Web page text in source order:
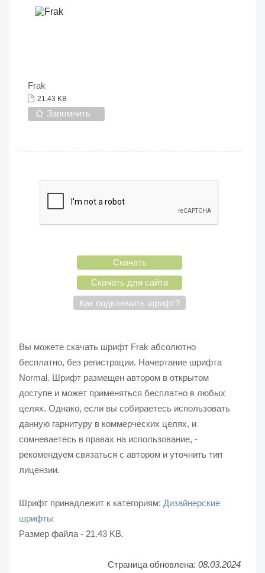
Frak
21.43 KB
Запомнить
Скачать
Скачать для сайта
Как подключить шрифт?
Вы можете скачать шрифт Frak абсолютно
бесплатно, без регистрации. Начертание шрифта
Normal. Шрифт размещен автором в открытом
доступе и может применяться бесплатно в любых
целях. Однако, если вы собираетесь использовать
данную гарнитуру в коммерческих целях, и
сомневаетесь в правах на использование, -
рекомендуем связаться с автором и уточнить тип
лицензии.
Шрифт принадлежит к категориям: Дизайнерские
шрифты
Размер файла - 21.43 KB.
Страница обновлена: 08.03.2024